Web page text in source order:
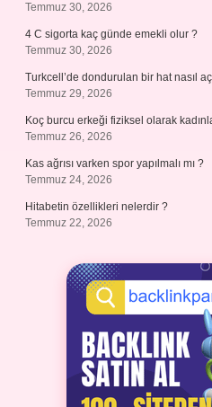
Temmuz 30, 2026
4 C sigorta kaç günde emekli olur ?
Temmuz 30, 2026
Turkcell’de dondurulan bir hat nasıl
Temmuz 29, 2026
Koç burcu erkeği fiziksel olarak
Temmuz 26, 2026
Kas ağrısı varken spor yapılmalı mı ?
Temmuz 24, 2026
Hitabetin özellikleri nelerdir ?
Temmuz 22, 2026